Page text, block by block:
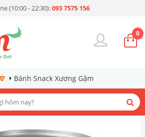
(10:00 - 22:30):093 7575 156
0
Bánh Snack Xương Gặm